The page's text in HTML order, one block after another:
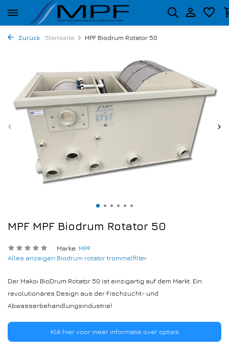
Zurück Startseite MPF Biodrum Rotator 50
MPF MPF Biodrum Rotator 50
Marke: MPF
Alles anzeigen Biodrum rotator trommelfilter
Der Makoi BioDrum Rotator 50 ist einzigartig auf dem Markt. Ein
revolutionäres Design aus der Fischzucht- und
Abwasserbehandlungsindustrie!
Klik hier voor meer informatie over opties